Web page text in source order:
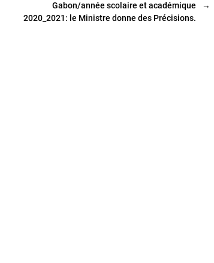
→
Gabon/année scolaire et académique
2020_2021: le Ministre donne des Précisions.